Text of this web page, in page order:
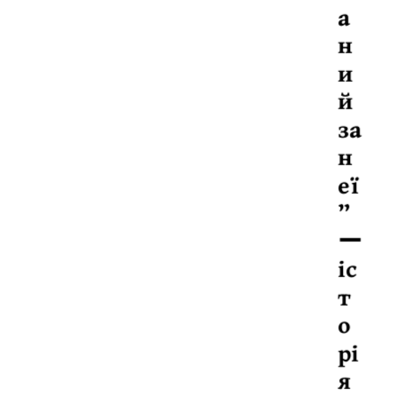
а
н
и
й
за
н
еї
”
ー
іс
т
о
рі
я